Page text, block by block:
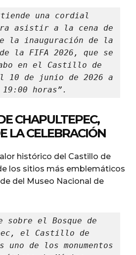
una cordial
asistir a la cena de
la inauguración de la
la FIFA 2026, que se
en el Castillo de
10 de junio de 2026 a
horas”.
CHAPULTEPEC,
LA CELEBRACIÓN
histórico del Castillo de
los sitios más emblemáticos
del Museo Nacional de
sobre el Bosque de
el Castillo de
uno de los monumentos